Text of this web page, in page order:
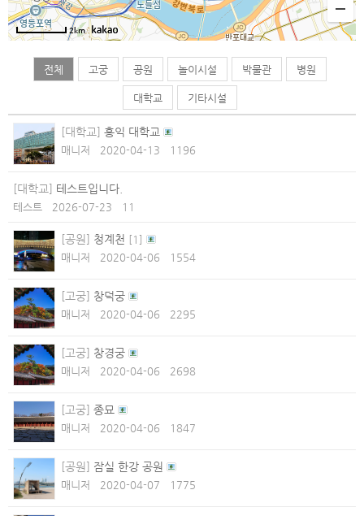
2km
전체 고궁 공원 놀이시설 박물관 병원
대학교 기타시설
[대학교] 홍익 대학교
매니저 2020-04-13 1196
[대학교] 테스트입니다.
테스트 2026-07-23 11
[공원] 청계천 [ 1 ]
매니저
2020-04-06 1554
[고궁] 창덕궁
매니저 2020-04-06 2295
[고궁] 창경궁
매니저 2020-04-06 2698
[고궁] 종묘
매니저 2020-04-06 1847
[공원] 잠실 한강 공원
매니저 2020-04-07 1775